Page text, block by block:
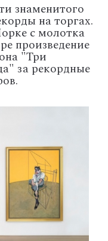
знаменитого
на торгах.
с молотка
произведение
"Три
за рекордные